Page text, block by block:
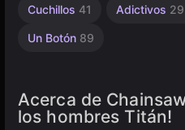
Cuchillos 41 Adictivos
Un Botón 89
4147
382
línea
Acerca de
los hombres Titán!